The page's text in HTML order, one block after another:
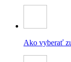
Ako vyberať